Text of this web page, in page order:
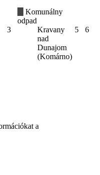
3
Komunálny
odpad
Kravany
nad
Dunajom
(Komárno)
5 6
a